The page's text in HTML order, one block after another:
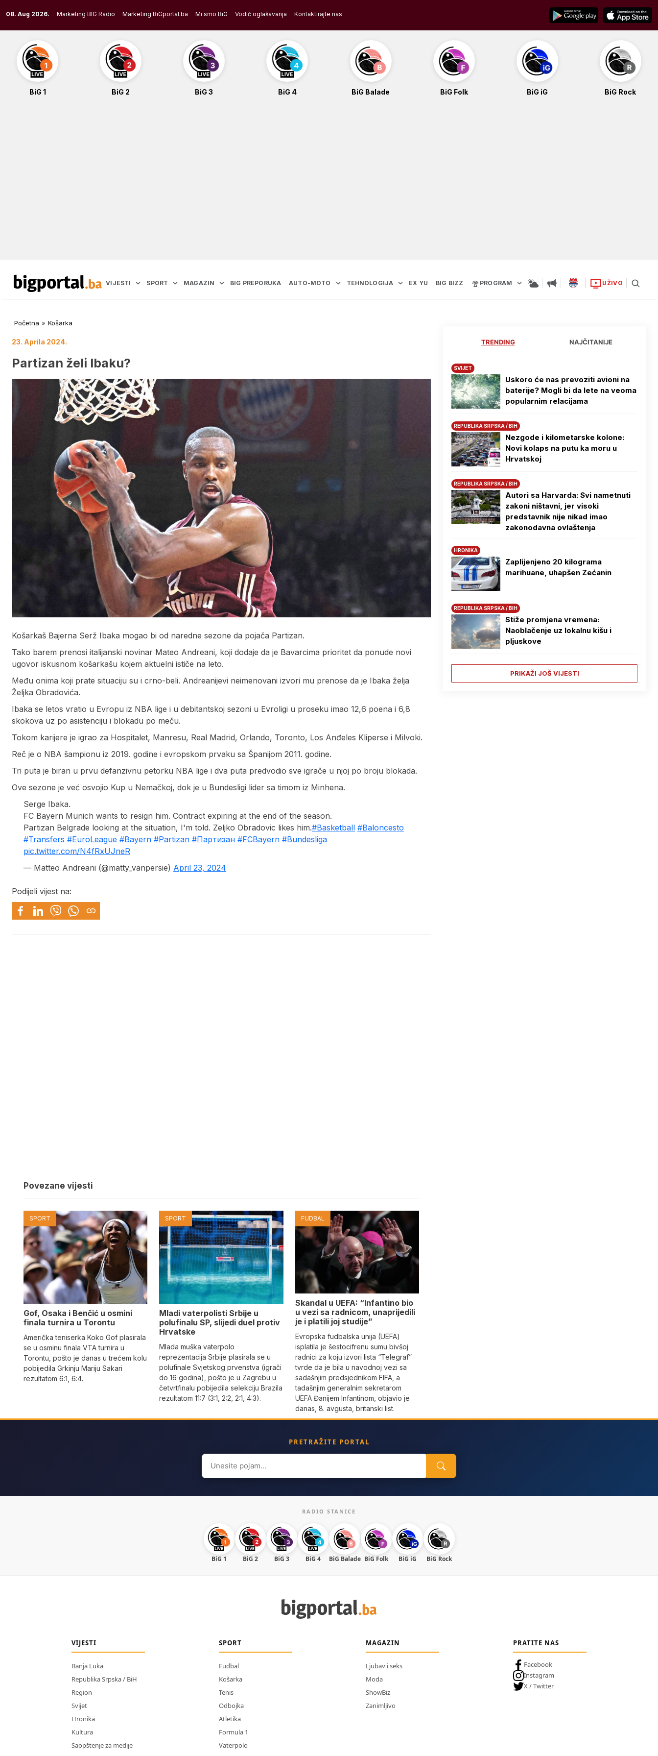
to
content
08. Aug 2026. Marketing BIG Radio Marketing BiGportal.ba Mi smo BiG Vodič oglašavanja Kontaktirajte nas
BiG 1 BiG 2 BiG 3 BiG 4 BiG Balade BiG Folk BiG iG BiG Rock
VIJESTI SPORT MAGAZIN BIG PREPORUKA AUTO-MOTO TEHNOLOGIJA EX YU BIG BIZZ PROGRAM UŽIVO
Početna » Košarka
23. Aprila 2024.
Partizan želi Ibaku?
Košarkaš Bajerna Serž Ibaka mogao bi od naredne sezone da pojača Partizan.
Tako barem prenosi italijanski novinar Mateo Andreani, koji dodaje da je Bavarcima prioritet da ponude novi
ugovor iskusnom košarkašu kojem aktuelni ističe na leto.
Među onima koji prate situaciju su i crno-beli. Andreanijevi neimenovani izvori mu prenose da je Ibaka želja
Željka Obradovića.
Ibaka se letos vratio u Evropu iz NBA lige i u debitantskoj sezoni u Evroligi u proseku imao 12,6 poena i 6,8
skokova uz po asistenciju i blokadu po meču.
Tokom karijere je igrao za Hospitalet, Manresu, Real Madrid, Orlando, Toronto, Los Anđeles Kliperse i Milvoki.
Reč je o NBA šampionu iz 2019. godine i evropskom prvaku sa Španijom 2011. godine.
Tri puta je biran u prvu defanzivnu petorku NBA lige i dva puta predvodio sve igrače u njoj po broju blokada.
Ove sezone je već osvojio Kup u Nemačkoj, dok je u Bundesligi lider sa timom iz Minhena.
Serge Ibaka.
FC Bayern Munich wants to resign him. Contract expiring at the end of the season.
Partizan Belgrade looking at the situation, I'm told. Zeljko Obradovic likes him.#Basketball #Baloncesto
#Transfers #EuroLeague #Bayern #Partizan #Партизан #FCBayern #Bundesliga
pic.twitter.com/N4fRxUJneR
— Matteo Andreani (@matty_vanpersie) April 23, 2024
Podijeli vijest na:
Povezane vijesti
SPORT
Gof, Osaka i Benčić u osmini
finala turnira u Torontu
Američka teniserka Koko Gof plasirala
se u osminu finala VTA turnira u
Torontu, pošto je danas u trećem kolu
pobijedila Grkinju Mariju Sakari
rezultatom 6:1, 6:4.
SPORT
Mladi vaterpolisti Srbije u
polufinalu SP, slijedi duel protiv
Hrvatske
Mlada muška vaterpolo
reprezentacija Srbije plasirala se u
polufinale Svjetskog prvenstva (igrači
do 16 godina), pošto je u Zagrebu u
četvrtfinalu pobijedila selekciju Brazila
rezultatom 11:7 (3:1, 2:2, 2:1, 4:3).
FUDBAL
Skandal u UEFA: “Infantino bio
u vezi sa radnicom, unaprijedili
je i platili joj studije”
Evropska fudbalska unija (UEFA)
isplatila je šestocifrenu sumu bivšoj
radnici za koju izvori lista “Telegraf”
tvrde da je bila u navodnoj vezi sa
sadašnjim predsjednikom FIFA, a
tadašnjim generalnim sekretarom
UEFA Đanijem Infantinom, objavio je
danas, 8. avgusta, britanski list.
TRENDING NAJČITANIJE
SVIJET
Uskoro će nas prevoziti avioni na
baterije? Mogli bi da lete na veoma
popularnim relacijama
REPUBLIKA SRPSKA / BIH
Nezgode i kilometarske kolone:
Novi kolaps na putu ka moru u
Hrvatskoj
REPUBLIKA SRPSKA / BIH
Autori sa Harvarda: Svi nametnuti
zakoni ništavni, jer visoki
predstavnik nije nikad imao
zakonodavna ovlaštenja
HRONIKA
Zaplijenjeno 20 kilograma
marihuane, uhapšen Zećanin
REPUBLIKA SRPSKA / BIH
Stiže promjena vremena:
Naoblačenje uz lokalnu kišu i
pljuskove
PRIKAŽI JOŠ VIJESTI
PRETRAŽITE PORTAL
Search
for:
RADIO STANICE
BiG 1 BiG 2 BiG 3 BiG 4 BiG Balade BiG Folk BiG iG BiG Rock
VIJESTI
Banja Luka
Republika Srpska / BiH
Region
Svijet
Hronika
Kultura
Saopštenje za medije
SPORT
Fudbal
Košarka
Tenis
Odbojka
Atletika
Formula 1
Vaterpolo
MAGAZIN
Ljubav i seks
Moda
ShowBiz
Zanimljivo
PRATITE NAS
Facebook
Instagram
X / Twitter